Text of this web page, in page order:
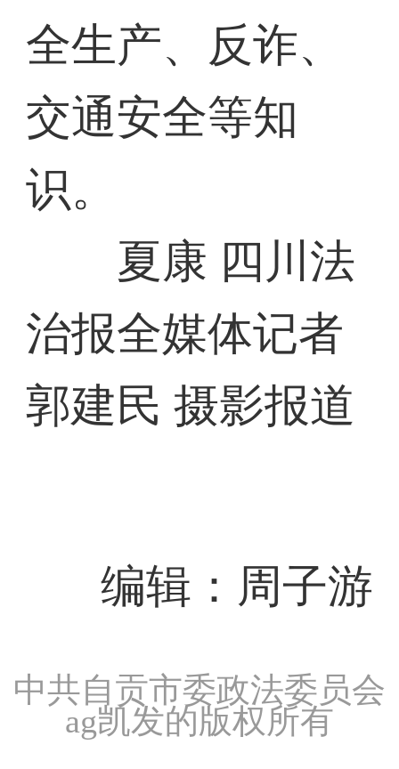
全生产、反诈、
交通安全等知
识。
夏康 四川法
治报全媒体记者
郭建民 摄影报道
编辑：周子游
中共自贡市委政法委员会
ag凯发的版权所有